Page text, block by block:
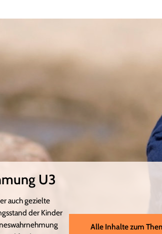
U3
auch gezielte
der Kinder
Alle Inhalte zum